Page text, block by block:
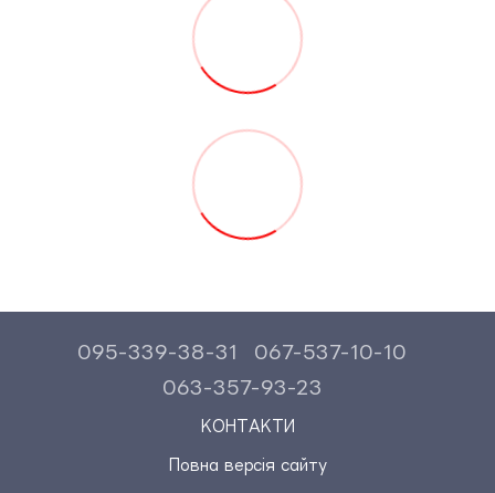
095-339-38-31
067-537-10-10
063-357-93-23
КОНТАКТИ
Повна версія сайту